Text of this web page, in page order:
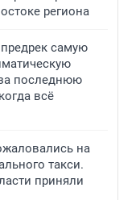
региона
самую
последнюю
всё
на
такси.
приняли